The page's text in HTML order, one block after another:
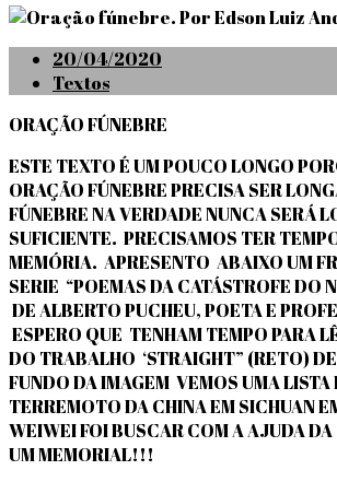
Posted
on
20/04/2020
Textos
ORAÇÃO FÚNEBRE
ESTE TEXTO É UM POUCO LONGO
ORAÇÃO FÚNEBRE PRECISA SER
FÚNEBRE NA VERDADE NUNCA SERÁ
SUFICIENTE. PRECISAMOS TER
MEMÓRIA. APRESENTO ABAIXO UM
SERIE “POEMAS DA CATÁSTROFE DO
DE ALBERTO PUCHEU, POETA E
ESPERO QUE TENHAM TEMPO PARA
DO TRABALHO ‘STRAIGHT” (RETO)
FUNDO DA IMAGEM VEMOS UMA LISTA
TERREMOTO DA CHINA EM SICHUAN
WEIWEI FOI BUSCAR COM A AJUDA
UM MEMORIAL!!!